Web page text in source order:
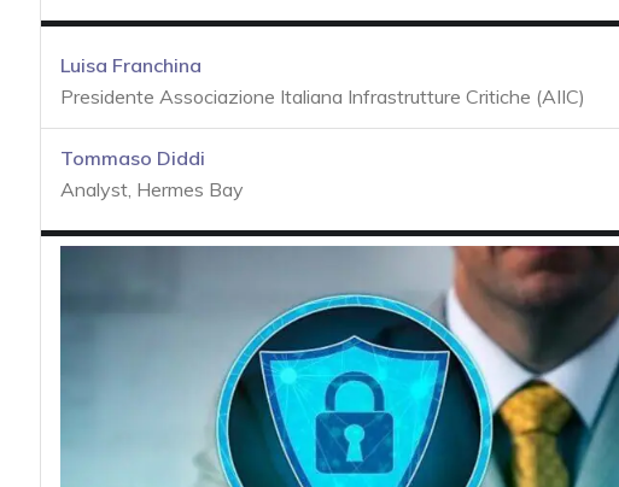
Luisa Franchina
Presidente Associazione Italiana Infrastrutture Critiche (AIIC)
Tommaso Diddi
Analyst, Hermes Bay